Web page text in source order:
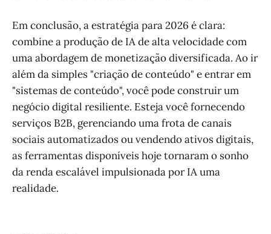
Em conclusão, a estratégia para 2026 é clara:
combine a produção de IA de alta velocidade com
uma abordagem de monetização diversificada. Ao ir
além da simples "criação de conteúdo" e entrar em
"sistemas de conteúdo", você pode construir um
negócio digital resiliente. Esteja você fornecendo
serviços B2B, gerenciando uma frota de canais
sociais automatizados ou vendendo ativos digitais,
as ferramentas disponíveis hoje tornaram o sonho
da renda escalável impulsionada por IA uma
realidade.